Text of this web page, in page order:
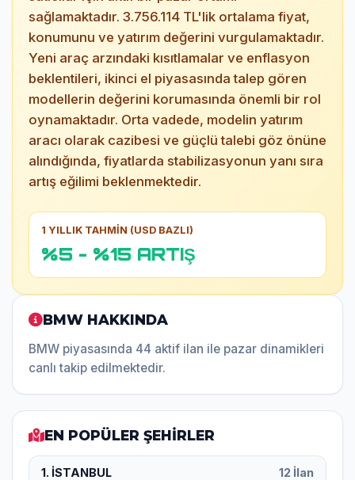
sağlamaktadır. 3.756.114 TL'lik ortalama fiyat,
konumunu ve yatırım değerini vurgulamaktadır.
Yeni araç arzındaki kısıtlamalar ve enflasyon
beklentileri, ikinci el piyasasında talep gören
modellerin değerini korumasında önemli bir rol
oynamaktadır. Orta vadede, modelin yatırım
aracı olarak cazibesi ve güçlü talebi göz önüne
alındığında, fiyatlarda stabilizasyonun yanı sıra
artış eğilimi beklenmektedir.
1 YILLIK TAHMİN (USD BAZLI)
%5 - %15 ARTIŞ
BMW HAKKINDA
BMW piyasasında 44 aktif ilan ile pazar dinamikleri
canlı takip edilmektedir.
EN POPÜLER ŞEHİRLER
1. İSTANBUL 12 İlan